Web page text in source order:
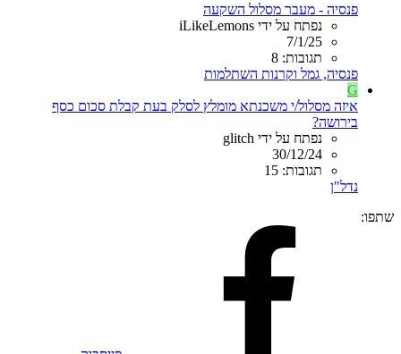
פנסיה - מעבר מסלול השקעה
נפתח על ידי iLikeLemons
7/1/25
תגובות: 8
פנסיה, גמל וקרנות השתלמות
G
איזה מסלול/י משכנתא מומלץ לסלק בעת קבלת סכום כסף
בירושה?
נפתח על ידי glitch
30/12/24
תגובות: 15
נדל"ן
שתפו: